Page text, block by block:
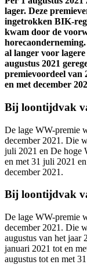
lager. Deze
ingetrokken BIK-
kwam door de
al langer voor
augustus 2021
premievoordeel van
en met december
Bij loontijdvak
De lage WW-premie
december 2021. Die
juli 2021 en De hoge
en met 31 juli 2021
december 2021.
Bij loontijdvak
De lage WW-premie
december 2021. Die
augustus van het jaar
januari 2021 tot en
augustus tot en met